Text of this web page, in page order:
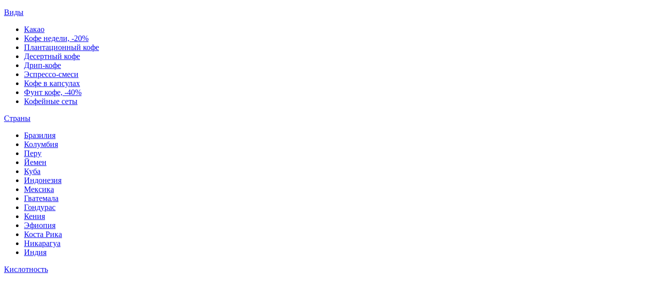
Виды
Какао
Кофе недели, -20%
Плантационный кофе
Десертный кофе
Дрип-кофе
Эспрессо-смеси
Кофе в капсулах
Фунт кофе, -40%
Кофейные сеты
Страны
Бразилия
Колумбия
Перу
Йемен
Куба
Индонезия
Мексика
Гватемала
Гондурас
Кения
Эфиопия
Коста Рика
Никарагуа
Индия
Кислотность